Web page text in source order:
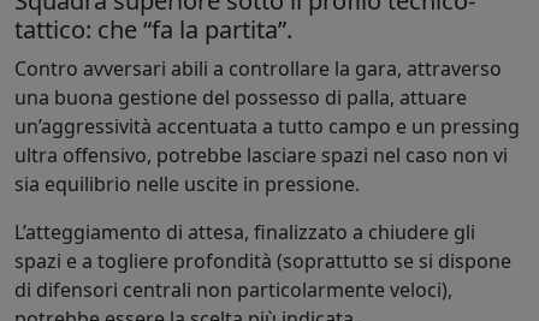
tattico: che “fa la partita”.
Contro avversari abili a controllare la gara, attraverso
una buona gestione del possesso di palla, attuare
un’aggressività accentuata a tutto campo e un pressing
ultra offensivo, potrebbe lasciare spazi nel caso non vi
sia equilibrio nelle uscite in pressione.
L’atteggiamento di attesa, finalizzato a chiudere gli
spazi e a togliere profondità (soprattutto se si dispone
di difensori centrali non particolarmente veloci),